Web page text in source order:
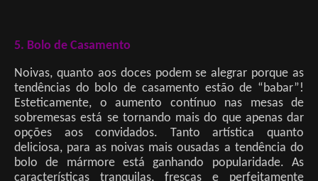
5. Bolo de Casamento
Noivas, quanto aos doces podem se alegrar porque as
tendências do bolo de casamento estão de “babar”!
Esteticamente, o aumento contínuo nas mesas de
sobremesas está se tornando mais do que apenas dar
opções aos convidados. Tanto artística quanto
deliciosa, para as noivas mais ousadas a tendência do
bolo de mármore está ganhando popularidade. As
características tranquilas, frescas e perfeitamente